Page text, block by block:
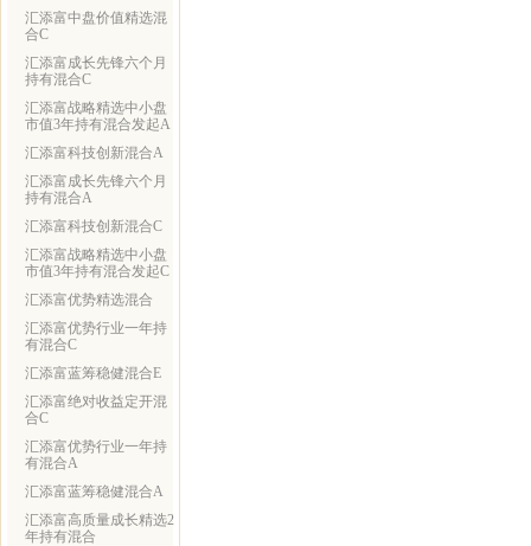
汇添富中盘价值精选混
合C
汇添富成长先锋六个月
持有混合C
汇添富战略精选中小盘
市值3年持有混合发起A
汇添富科技创新混合A
汇添富成长先锋六个月
持有混合A
汇添富科技创新混合C
汇添富战略精选中小盘
市值3年持有混合发起C
汇添富优势精选混合
汇添富优势行业一年持
有混合C
汇添富蓝筹稳健混合E
汇添富绝对收益定开混
合C
汇添富优势行业一年持
有混合A
汇添富蓝筹稳健混合A
汇添富高质量成长精选2
年持有混合